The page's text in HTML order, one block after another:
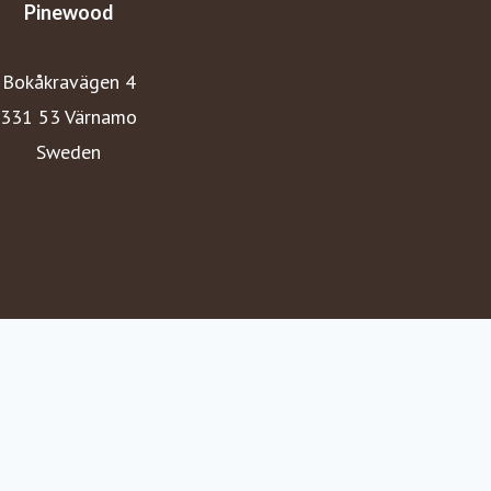
Pinewood
Bokåkravägen 4
331 53 Värnamo
Sweden